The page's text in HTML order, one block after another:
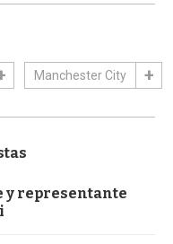
Manchester City
y representante